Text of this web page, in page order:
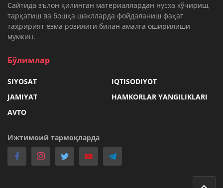
Cайтида эълон қилинган материаллардан нусха кўчириш,
тарқатиш ва бошқа шаклларда фойдаланиш фақат
таҳририят ёзма розилиги билан амалга оширилиши
мумкин.
Бўлимлар
SIYOSAT
IQTISODIYOT
JAMIYAT
HAMKORLAR YANGILIKLARI
AVTO
Ижтимоий тармоқларда